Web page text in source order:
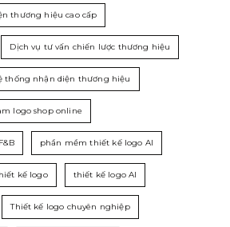
thương hiệu cao cấp
Dịch vụ tư vấn chiến lược thương hiệu
thống nhận diện thương hiệu
logo shop online
phần mềm thiết kế logo AI
kế logo thiết kế logo AI
Thiết kế logo chuyên nghiệp